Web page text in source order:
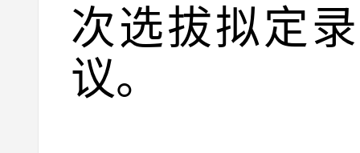
次选拔拟定
议。